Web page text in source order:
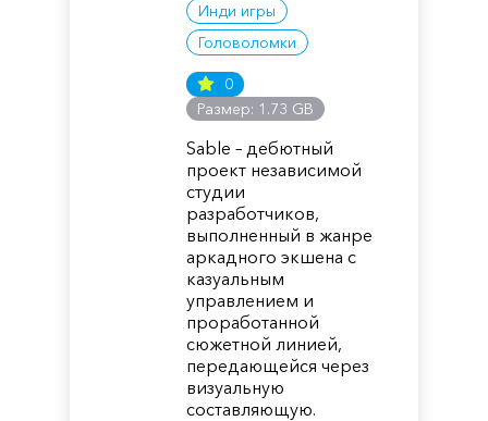
Инди игры
Головоломки
0
Размер: 1.73 GB
Sable – дебютный
проект независимой
студии
разработчиков,
выполненный в жанре
аркадного экшена с
казуальным
управлением и
проработанной
сюжетной линией,
передающейся через
визуальную
составляющую.